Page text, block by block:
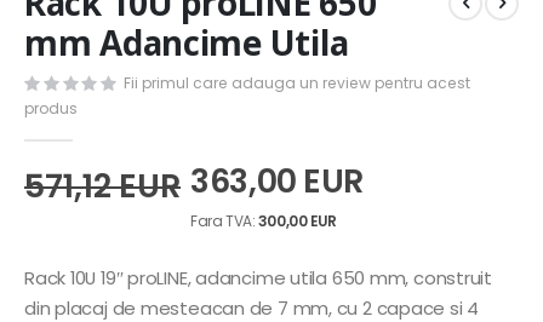
the
beginning
of
the
images
gallery
mm Adancime Utila
Fii primul care adauga un review pentru acest
produs
571,12 EUR 363,00 EUR
300,00 EUR
Rack 10U 19″ proLINE, adancime utila 650 mm, construit
din placaj de mesteacan de 7 mm, cu 2 capace si 4